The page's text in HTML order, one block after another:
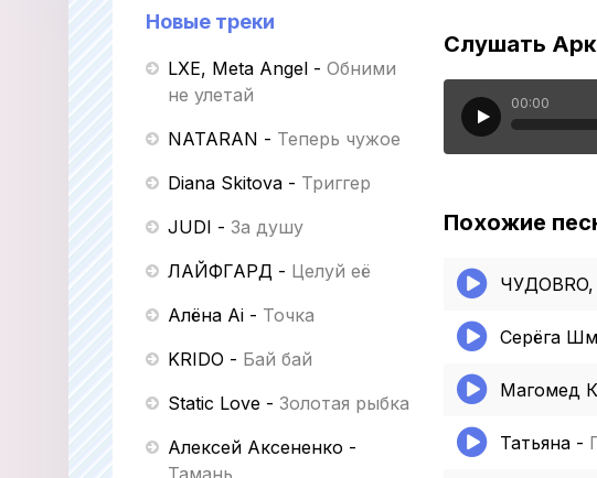
Новые треки
LXE, Meta Angel - Обними
не улетай
NATARAN - Теперь чужое
Diana Skitova - Триггер
JUDI - За душу
ЛАЙФГАРД - Целуй её
Алёна Ai - Точка
KRIDO - Бай бай
Static Love - Золотая рыбка
Алексей Аксененко -
Тамань
Слушать
00:00
Похожие
Серёга
Магомед
Татьяна -